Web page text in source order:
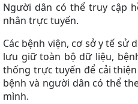
Người dân có thể truy cập
nhân trực tuyến.
Các bệnh viện, cơ sở y tế sử
lưu giữ toàn bộ dữ liệu,
thống trực tuyến để cải
bệnh và người dân có thể
mình.